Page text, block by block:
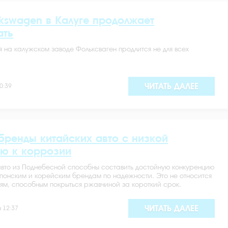
в Калуге продолжает
калужском заводе Фольксваген продлится не для всех
ЧИТАТЬ ДАЛЕЕ
китайских авто с низкой
к коррозии
из Поднебесной способны составить достойную конкуренцию
и корейским брендам по надежности. Это не относится
способным покрыться ржавчиной за короткий срок.
12:37 ЧИТАТЬ ДАЛЕЕ